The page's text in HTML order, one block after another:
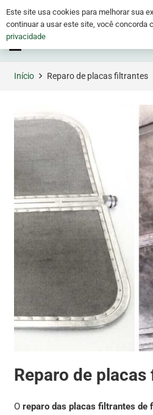
Início Reparo de placas filtrantes
Reparo de
O reparo das placas filtrantes
Este site usa cookies para melhorar sua
continuar a usar este site, você concorda
privacidade